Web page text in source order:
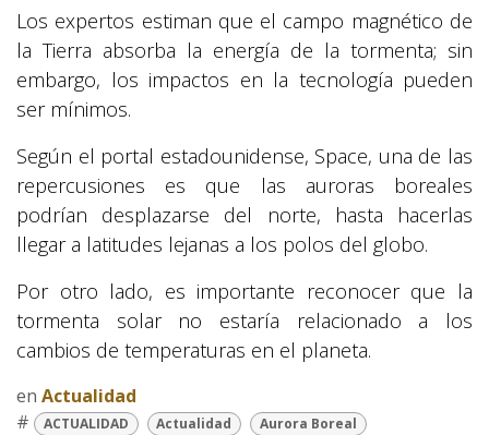
Los expertos estiman que el campo magnético de
la Tierra absorba la energía de la tormenta; sin
embargo, los impactos en la tecnología pueden
ser mínimos.
Según el portal estadounidense, Space, una de las
repercusiones es que las auroras boreales
podrían desplazarse del norte, hasta hacerlas
llegar a latitudes lejanas a los polos del globo.
Por otro lado, es importante reconocer que la
tormenta solar no estaría relacionado a los
cambios de temperaturas en el planeta.
en Actualidad
#
ACTUALIDAD Actualidad
Aurora Boreal